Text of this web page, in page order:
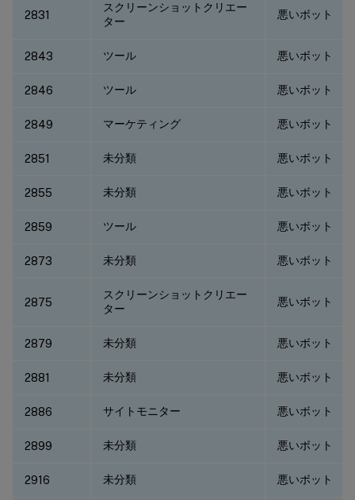
2831
スクリーンショットクリエー
ター
悪いボット
2843 ツール 悪いボット
2846 ツール 悪いボット
2849 マーケティング 悪いボット
2851 未分類 悪いボット
2855 未分類 悪いボット
2859 ツール 悪いボット
2873 未分類 悪いボット
2875
スクリーンショットクリエー
ター
悪いボット
2879 未分類 悪いボット
2881 未分類 悪いボット
2886 サイトモニター 悪いボット
2899 未分類 悪いボット
2916 未分類 悪いボット